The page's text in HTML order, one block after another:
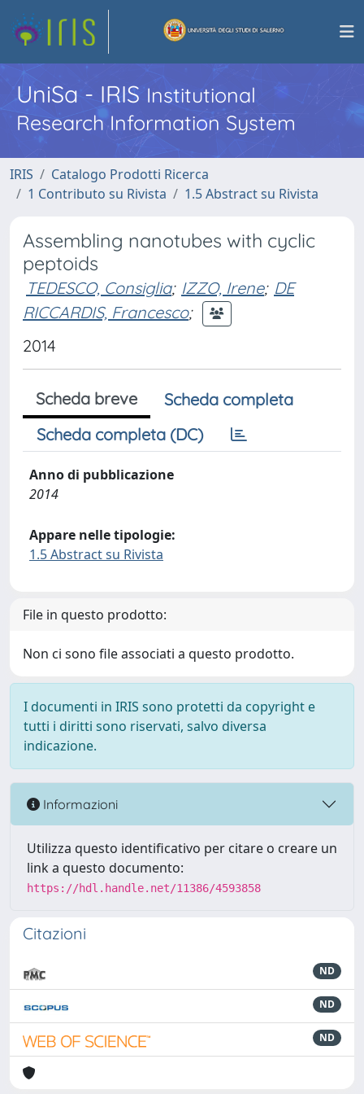
UniSa - IRISInstitutional
Research Information System
IRIS
Catalogo Prodotti Ricerca
1 Contributo su Rivista
1.5 Abstract su Rivista
Assembling nanotubes with cyclic
peptoids
TEDESCO, Consiglia; IZZO, Irene; DE
RICCARDIS, Francesco;
2014
Scheda breve
Scheda completa
Scheda completa (DC)
Anno di pubblicazione
2014
Appare nelle tipologie:
1.5 Abstract su Rivista
File in questo prodotto:
Non ci sono file associati a questo prodotto.
I documenti in IRIS sono protetti da copyright e
tutti i diritti sono riservati, salvo diversa
indicazione.
Informazioni
Utilizza questo identificativo per citare o creare un
link a questo documento:
https://hdl.handle.net/11386/4593858
Citazioni
ND
ND
ND